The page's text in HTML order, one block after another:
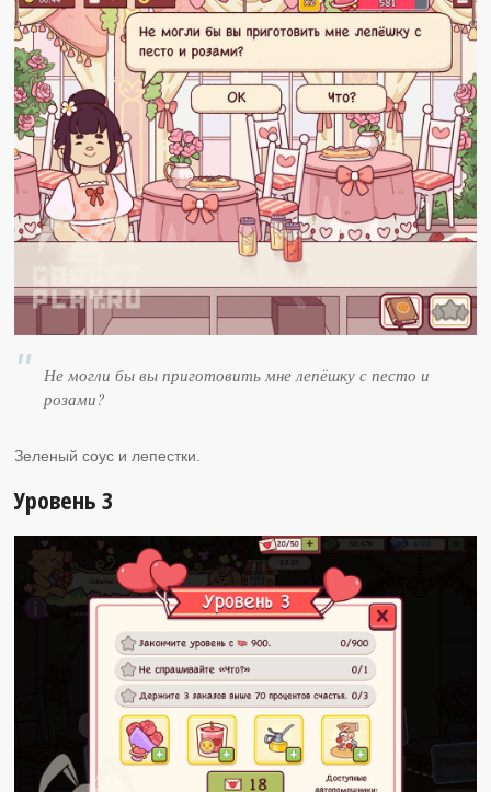
Не могли бы вы приготовить мне лепёшку с песто и
розами?
Зеленый соус и лепестки.
Уровень 3